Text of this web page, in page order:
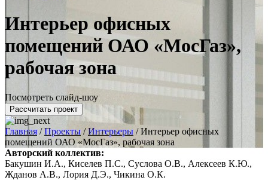
Интерьер офисных
помещений ОАО «МосГаз»,
рабочая зона
Посмотреть слайд-шоу
Рассчитать проект
Главная /Проекты /Интерьеры /Интерьер офисных
помещений ОАО «МосГаз», рабочая зона
Авторский коллектив:
Бакушин И.А., Киселев П.С., Суслова О.В., Алексеев К.Ю.,
Жданов А.В., Лория Д.Э., Чикина О.К.